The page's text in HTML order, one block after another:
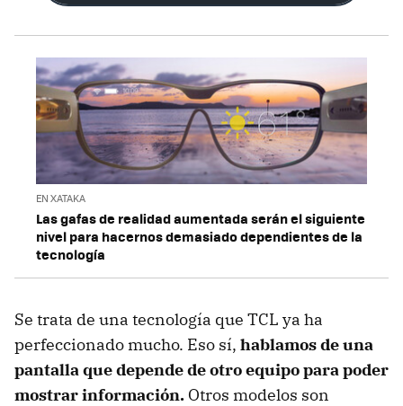
EN XATAKA
Las gafas de realidad aumentada serán el siguiente
nivel para hacernos demasiado dependientes de la
tecnología
Se trata de una tecnología que TCL ya ha
perfeccionado mucho. Eso sí, hablamos de una
pantalla que depende de otro equipo para poder
mostrar información. Otros modelos son